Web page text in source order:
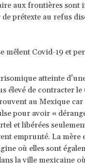
aux frontières sont
de prétexte au refus
mêlent Covid-19 et
atteinte
de contracter le
au Mexique
pour avoir «
et libérées
emprunté. La mère
où elles sont
la ville mexicaine